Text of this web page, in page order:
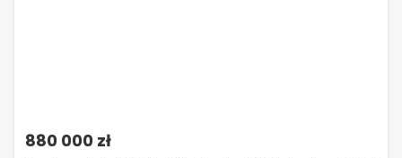
880 000 zł